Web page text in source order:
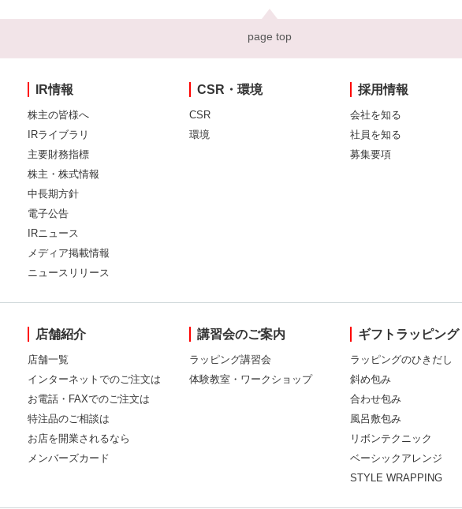
page top
IR情報
株主の皆様へ
IRライブラリ
主要財務指標
株主・株式情報
中長期方針
電子公告
IRニュース
メディア掲載情報
ニュースリリース
CSR・環境
CSR
環境
採用情報
会社を知る
社員を知る
募集要項
店舗紹介
店舗一覧
インターネットでのご注文は
お電話・FAXでのご注文は
特注品のご相談は
お店を開業されるなら
メンバーズカード
講習会のご案内
ラッピング講習会
体験教室・ワークショップ
ギフトラッピング
ラッピングのひきだし
斜め包み
合わせ包み
風呂敷包み
リボンテクニック
ベーシックアレンジ
STYLE WRAPPING